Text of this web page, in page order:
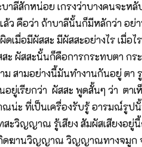
าลีสักหน่อย เกรงว่าบางคนจะหลั
ว คือว่า ถ้าบาลีนั้นก็มีหลักว่า อย่
เมื่อมีผัสสะ มีผัสสะอย่างไร เมื่อไ
ะ ผัสสะนั้นก็คือการกระทบตา กร
สามอย่างนี้มันทำงานกันอยู่ ตา
เรียกว่า ผัสสะ พูดสั้นๆ ว่า ตาเ
น่ะ ที่เป็นเครื่องรับรู้ อารมณ์รูป
สะวิญญาณ รู้เสียง สัมผัสเสียงอยู่นี้
กิดฆานวิญญาณ วิญญาณทางจมูก